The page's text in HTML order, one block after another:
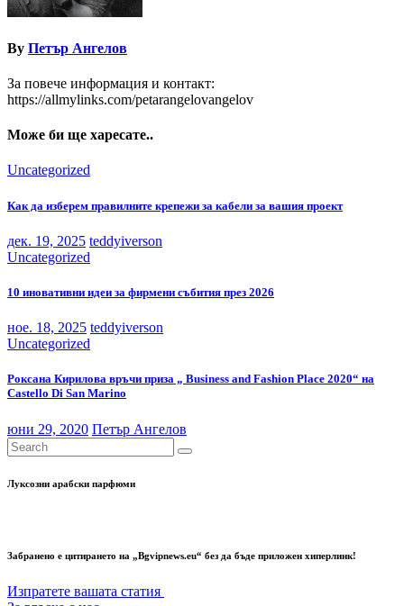
By Петър Ангелов
За повече информация и контакт:
https://allmylinks.com/petarangelovangelov
Може би ще харесате..
Uncategorized
Как да изберем правилните крепежи за кабели за вашия проект
дек. 19, 2025 teddyiverson
Uncategorized
10 иновативни идеи за фирмени събития през 2026
ное. 18, 2025 teddyiverson
Uncategorized
Роксана Кирилова връчи приза „ Business and Fashion Place 2020“ на
Castello Di San Marino
юни 29, 2020 Петър Ангелов
Луксозни арабски парфюми
Забранено е цитирането на „Bgvipnews.eu“ без да бъде приложен хиперлинк!
Изпратете вашата статия